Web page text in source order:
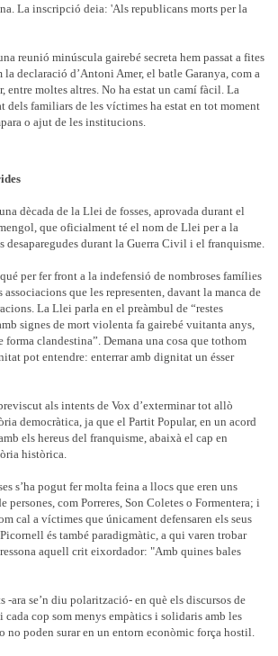
La inscripció deia: 'Als republicans morts per la
reunió minúscula gairebé secreta hem passat a fites
declaració d’Antoni Amer, el batle Garanya, com a
entre moltes altres. No ha estat un camí fàcil. La
dels familiars de les víctimes ha estat en tot moment
o ajut de les institucions.
dècada de la Llei de fosses, aprovada durant el
que oficialment té el nom de Llei per a la
desaparegudes durant la Guerra Civil i el franquisme.
per fer front a la indefensió de nombroses famílies
associacions que les representen, davant la manca de
La Llei parla en el preàmbul de “restes
signes de mort violenta fa gairebé vuitanta anys,
forma clandestina”. Demana una cosa que tothom
pot entendre: enterrar amb dignitat un ésser
als intents de Vox d’exterminar tot allò
democràtica, ja que el Partit Popular, en un acord
els hereus del franquisme, abaixà el cap en
històrica.
s’ha pogut fer molta feina a llocs que eren uns
persones, com Porreres, Son Coletes o Formentera; i
cal a víctimes que únicament defensaren els seus
és també paradigmàtic, a qui varen trobar
aquell crit eixordador: "Amb quines bales
ara se’n diu polarització- en què els discursos de
cada cop som menys empàtics i solidaris amb les
no poden surar en un entorn econòmic força hostil.